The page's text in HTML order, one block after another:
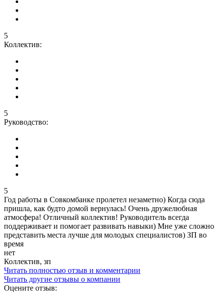
5
Коллектив:
5
Руководство:
5
Год работы в Совкомбанке пролетел незаметно) Когда сюда
пришла, как будто домой вернулась! Очень дружелюбная
атмосфера! Отличный коллектив! Руководитель всегда
поддерживает и помогает развивать навыки) Мне уже сложно
представить места лучше для молодых специалистов) ЗП во
время
нет
Коллектив, зп
Читать полностью отзыв и комментарии
Читать другие отзывы о компании
Оцените отзыв: